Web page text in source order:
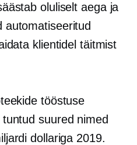
oluliselt aega ja
automatiseeritud
klientidel täitmist
tööstuse
tuntud suured nimed
dollariga 2019.